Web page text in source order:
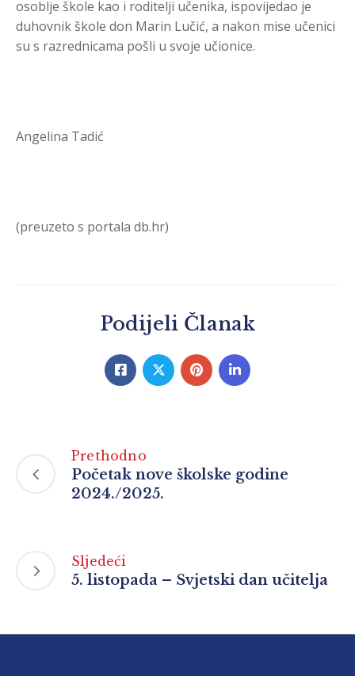
osoblje škole kao i roditelji učenika, ispovijedao je
duhovnik škole don Marin Lučić, a nakon mise učenici
su s razrednicama pošli u svoje učionice.
Angelina Tadić
(preuzeto s portala db.hr)
Podijeli Članak
Prethodno
Početak nove školske godine
2024./2025.
Sljedeći
5. listopada – Svjetski dan učitelja